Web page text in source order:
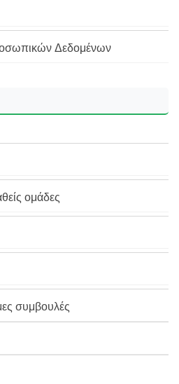
Δεδομένων
ομάδες
συμβουλές